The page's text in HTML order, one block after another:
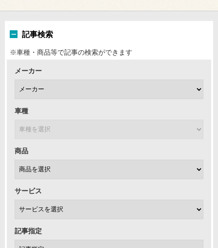
記事検索
※車種・商品等で記事の検索ができます
メーカー
車種
商品
サービス
記事指定